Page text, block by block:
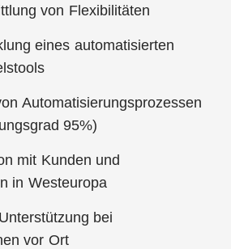
von Flexibilitäten
eines automatisierten
Automatisierungsprozessen
95%)
mit Kunden und
in Westeuropa
bei
vor Ort